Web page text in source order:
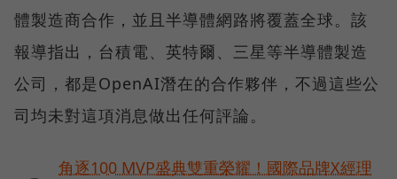
體製造商合作，並且半導體網路將覆蓋全球。該
報導指出，台積電、英特爾、三星等半導體製造
公司，都是OpenAI潛在的合作夥伴，不過這些公
司均未對這項消息做出任何評論。
角逐100 MVP盛典雙重榮耀！國際品牌X經理